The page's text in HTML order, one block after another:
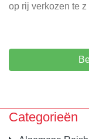
Categorieën
op rij verkozen te z